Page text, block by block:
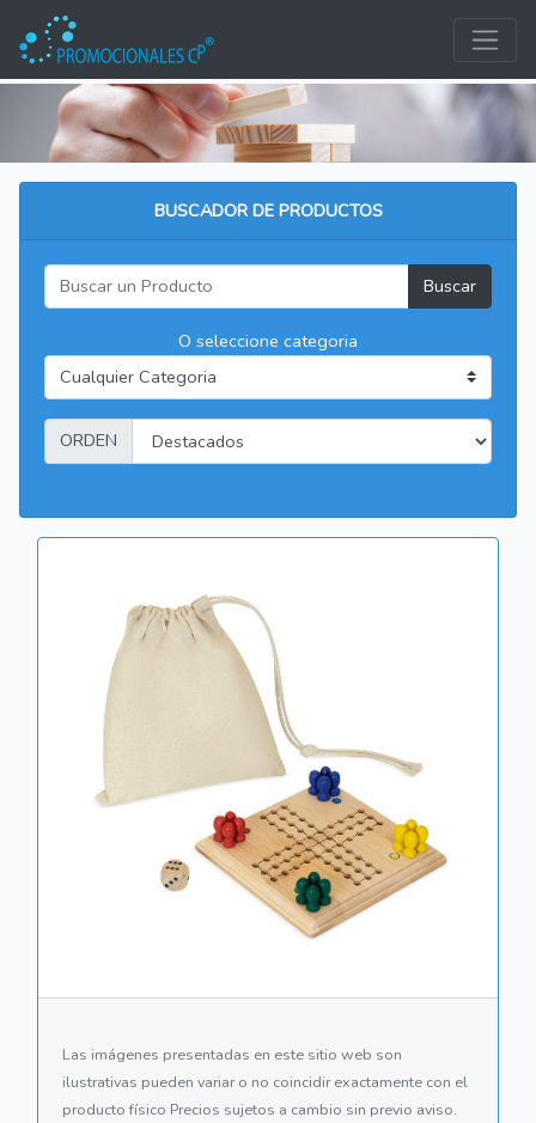
BUSCADOR DE PRODUCTOS
Buscar
O seleccione categoria
ORDEN
Las imágenes presentadas en este sitio web son
ilustrativas pueden variar o no coincidir exactamente con el
producto físico Precios sujetos a cambio sin previo aviso.